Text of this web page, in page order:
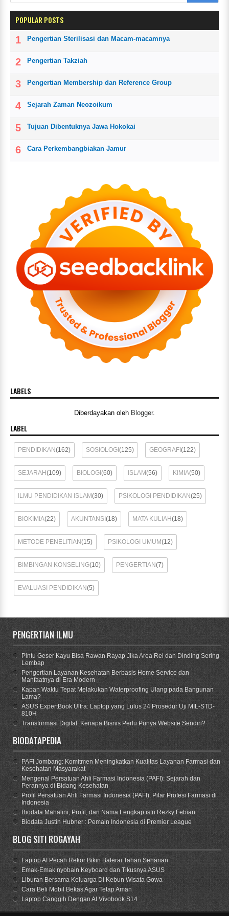
POPULAR POSTS
Pengertian Sterilisasi dan Macam-macamnya
Pengertian Takziah
Pengertian Membership dan Reference Group
Sejarah Zaman Neozoikum
Tujuan Dibentuknya Jawa Hokokai
Cara Perkembangbiakan Jamur
LABELS
Diberdayakan oleh Blogger.
LABEL
PENDIDIKAN(162) SOSIOLOGI (125) GEOGRAFI (122)
SEJARAH(109) BIOLOGI (60) ISLAM(56) KIMIA(50)
ILMU PENDIDIKAN ISLAM(30) PSIKOLOGI PENDIDIKAN(25)
BIOKIMIA(22) AKUNTANSI (18) MATA KULIAH(18)
METODE PENELITIAN(15) PSIKOLOGI UMUM(12)
BIMBINGAN KONSELING(10) PENGERTIAN(7)
EVALUASI PENDIDIKAN(5)
PENGERTIAN ILMU
Pintu Geser Kayu Bisa Rawan Rayap Jika Area Rel dan Dinding Sering
Lembap
Pengertian Layanan Kesehatan Berbasis Home Service dan
Manfaatnya di Era Modern
Kapan Waktu Tepat Melakukan Waterproofing Ulang pada Bangunan
Lama?
ASUS ExpertBook Ultra: Laptop yang Lulus 24 Prosedur Uji MIL-STD-
810H
Transformasi Digital: Kenapa Bisnis Perlu Punya Website Sendiri?
BIODATAPEDIA
PAFI Jombang: Komitmen Meningkatkan Kualitas Layanan Farmasi dan
Kesehatan Masyarakat
Mengenal Persatuan Ahli Farmasi Indonesia (PAFI): Sejarah dan
Perannya di Bidang Kesehatan
Profil Persatuan Ahli Farmasi Indonesia (PAFI): Pilar Profesi Farmasi di
Indonesia
Biodata Mahalini, Profil, dan Nama Lengkap istri Rezky Febian
Biodata Justin Hubner : Pemain Indonesia di Premier League
BLOG SITI ROGAYAH
Laptop AI Pecah Rekor Bikin Baterai Tahan Seharian
Emak-Emak nyobain Keyboard dan Tikusnya ASUS
Liburan Bersama Keluarga Di Kebun Wisata Gowa
Cara Beli Mobil Bekas Agar Tetap Aman
Laptop Canggih Dengan AI Vivobook S14